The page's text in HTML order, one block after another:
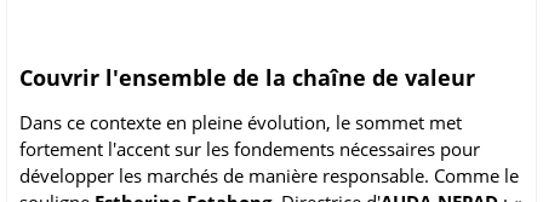
Couvrir l'ensemble de la chaîne de valeur
Dans ce contexte en pleine évolution, le sommet met
fortement l'accent sur les fondements nécessaires pour
développer les marchés de manière responsable. Comme le